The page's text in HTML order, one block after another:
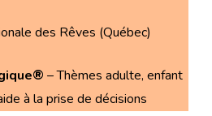
des Rêves (Québec)
– Thèmes adulte, enfant
à la prise de décisions